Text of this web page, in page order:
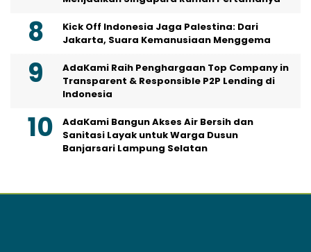
Kick Off Indonesia Jaga Palestina: Dari
Jakarta, Suara Kemanusiaan Menggema
AdaKami Raih Penghargaan Top Company in
Transparent & Responsible P2P Lending di
Indonesia
AdaKami Bangun Akses Air Bersih dan
Sanitasi Layak untuk Warga Dusun
Banjarsari Lampung Selatan